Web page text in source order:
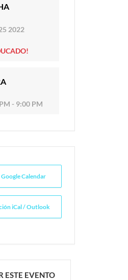
2022
- 9:00 PM
Calendar
iCal / Outlook
ESTE EVENTO